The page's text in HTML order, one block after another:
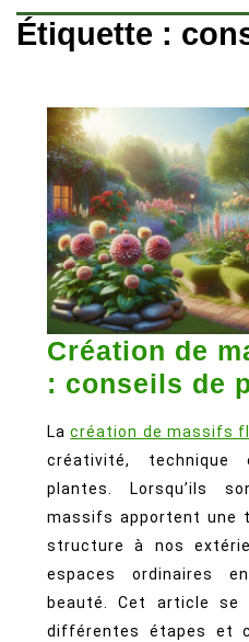
Étiquette :
Création de
: conseils de
Lacréation de massifs
créativité, technique
plantes. Lorsqu’ils
massifs apportent une
structure à nos
espaces ordinaires
beauté. Cet article se
différentes étapes et